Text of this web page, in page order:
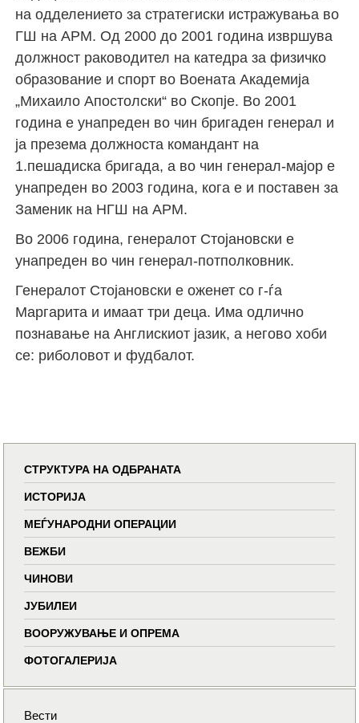
на одделението за стратегиски истражувања во
ГШ на АРМ. Од 2000 до 2001 година извршува
должност раководител на катедра за физичко
образование и спорт во Воената Академија
„Михаило Апостолски“ во Скопје. Во 2001
година е унапреден во чин бригаден генерал и
ја презема должноста командант на
1.пешадиска бригада, а во чин генерал-мајор е
унапреден во 2003 година, кога е и поставен за
Заменик на НГШ на АРМ.
Во 2006 година, генералот Стојановски е
унапреден во чин генерал-потполковник.
Генералот Стојановски е оженет со г-ѓа
Маргарита и имаат три деца. Има одлично
познавање на Англискиот јазик, а негово хоби
се: риболовот и фудбалот.
СТРУКТУРА НА ОДБРАНАТА
ИСТОРИЈА
МЕЃУНАРОДНИ ОПЕРАЦИИ
ВЕЖБИ
ЧИНОВИ
ЈУБИЛЕИ
ВООРУЖУВАЊЕ И ОПРЕМА
ФОТОГАЛЕРИЈА
Вести